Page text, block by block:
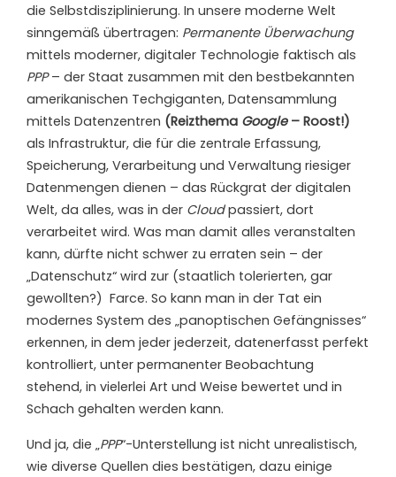
die Selbstdisziplinierung. In unsere moderne Welt
sinngemäß übertragen: Permanente Überwachung
mittels moderner, digitaler Technologie faktisch als
PPP– der Staat zusammen mit den bestbekannten
amerikanischen Techgiganten, Datensammlung
mittels Datenzentren (Reizthema Google– Roost!)
als Infrastruktur, die für die zentrale Erfassung,
Speicherung, Verarbeitung und Verwaltung riesiger
Datenmengen dienen – das Rückgrat der digitalen
Welt, da alles, was in der Cloudpassiert, dort
verarbeitet wird. Was man damit alles veranstalten
kann, dürfte nicht schwer zu erraten sein – der
„Datenschutz“ wird zur (staatlich tolerierten, gar
gewollten?) Farce. So kann man in der Tat ein
modernes System des „panoptischen Gefängnisses“
erkennen, in dem jeder jederzeit, datenerfasst perfekt
kontrolliert, unter permanenter Beobachtung
stehend, in vielerlei Art und Weise bewertet und in
Schach gehalten werden kann.
Und ja, die „PPP“-Unterstellung ist nicht unrealistisch,
wie diverse Quellen dies bestätigen, dazu einige